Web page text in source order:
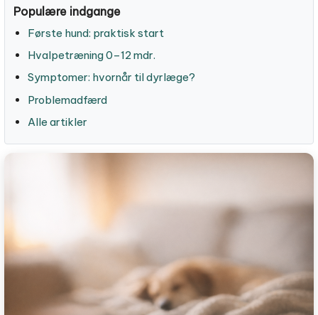
Populære indgange
Første hund: praktisk start
Hvalpetræning 0–12 mdr.
Symptomer: hvornår til dyrlæge?
Problemadfærd
Alle artikler